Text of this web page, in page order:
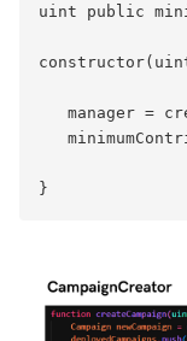
uint public
manager =